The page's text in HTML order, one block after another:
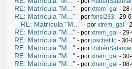
RE: Matrícula "M..." - por xtrem_gal -
RE: Matrícula "M..." - por fonsi233 - 29-
RE: Matrícula "M..." - por xtrem_gal -
RE: Matrícula "M..." - por xtrem_gal -
RE: Matrícula "M..." - por joschelito - 30-
RE: Matrícula "M..." - por
RE: Matrícula "M..." - por xtrem_gal -
RE: Matrícula "M..." - por xtrem_gal -